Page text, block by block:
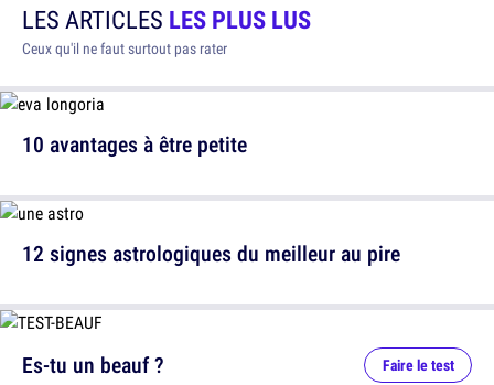
LES ARTICLES LES PLUS LUS
Ceux qu'il ne faut surtout pas rater
10 avantages à être petite
12 signes astrologiques du meilleur au pire
Es-tu un beauf ? Faire le test